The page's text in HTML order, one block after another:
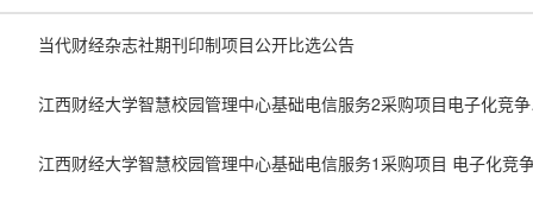
当代财经杂志社期刊印制项目公开比选公告
江西